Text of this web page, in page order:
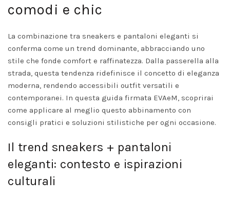
comodi e chic
La combinazione tra sneakers e pantaloni eleganti si
conferma come un trend dominante, abbracciando uno
stile che fonde comfort e raffinatezza. Dalla passerella alla
strada, questa tendenza ridefinisce il concetto di eleganza
moderna, rendendo accessibili outfit versatili e
contemporanei. In questa guida firmata EVAeM, scoprirai
come applicare al meglio questo abbinamento con
consigli pratici e soluzioni stilistiche per ogni occasione.
Il trend sneakers + pantaloni
eleganti: contesto e ispirazioni
culturali